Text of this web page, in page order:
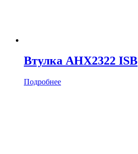
Втулка AHX2322 ISB
Подробнее